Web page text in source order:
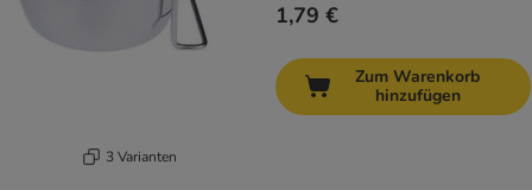
3 Varianten
1,79 €
Zum Warenkorb
hinzufügen